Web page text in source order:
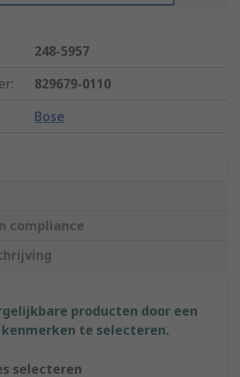
248-5957
:
829679-0110
Bose
compliance
producten door een
te selecteren.
selecteren